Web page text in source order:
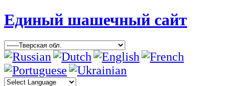
Единый шашечный сайт